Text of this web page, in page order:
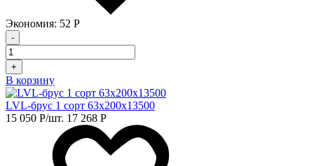
Экономия: 52 Р
-
+
В корзину
LVL-брус 1 сорт 63х200х13500
15 050 Р/шт. 17 268 Р